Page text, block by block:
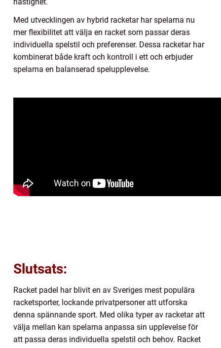
Med utvecklingen av hybrid racketar har spelarna nu
mer flexibilitet att välja en racket som passar deras
individuella spelstil och preferenser. Dessa racketar har
kombinerat både kraft och kontroll i ett och erbjuder
spelarna en balanserad spelupplevelse.
Slutsats:
Racket padel har blivit en av Sveriges mest populära
racketsporter, lockande privatpersoner att utforska
denna spännande sport. Med olika typer av racketar att
välja mellan kan spelarna anpassa sin upplevelse för
att passa deras individuella spelstil och behov. Racket